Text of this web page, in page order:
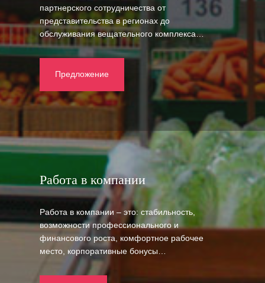
партнерского сотрудничества от
представительства в регионах до
обслуживания вещательного комплекса…
Предложение
Работа в компании
Работа в компании – это: стабильность,
возможности профессионального и
финансового роста, комфортное рабочее
место, корпоративные бонусы…